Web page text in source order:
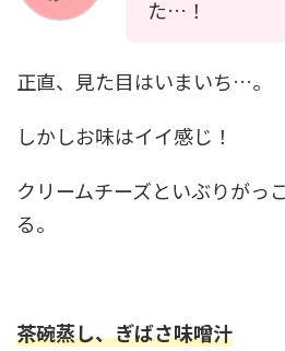
た…！
正直、見た目はいまいち…。
しかしお味はイイ感じ！
クリームチーズといぶりがっ
る。
茶碗蒸し、ぎばさ味噌汁